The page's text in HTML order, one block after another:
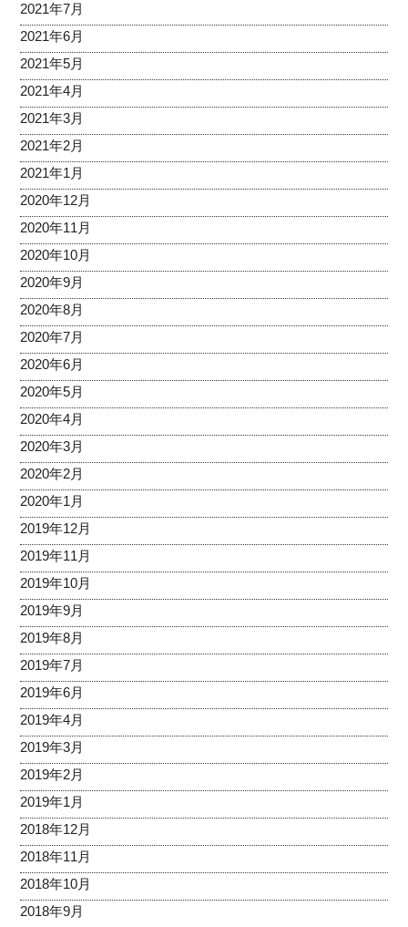
2021年7月
2021年6月
2021年5月
2021年4月
2021年3月
2021年2月
2021年1月
2020年12月
2020年11月
2020年10月
2020年9月
2020年8月
2020年7月
2020年6月
2020年5月
2020年4月
2020年3月
2020年2月
2020年1月
2019年12月
2019年11月
2019年10月
2019年9月
2019年8月
2019年7月
2019年6月
2019年4月
2019年3月
2019年2月
2019年1月
2018年12月
2018年11月
2018年10月
2018年9月